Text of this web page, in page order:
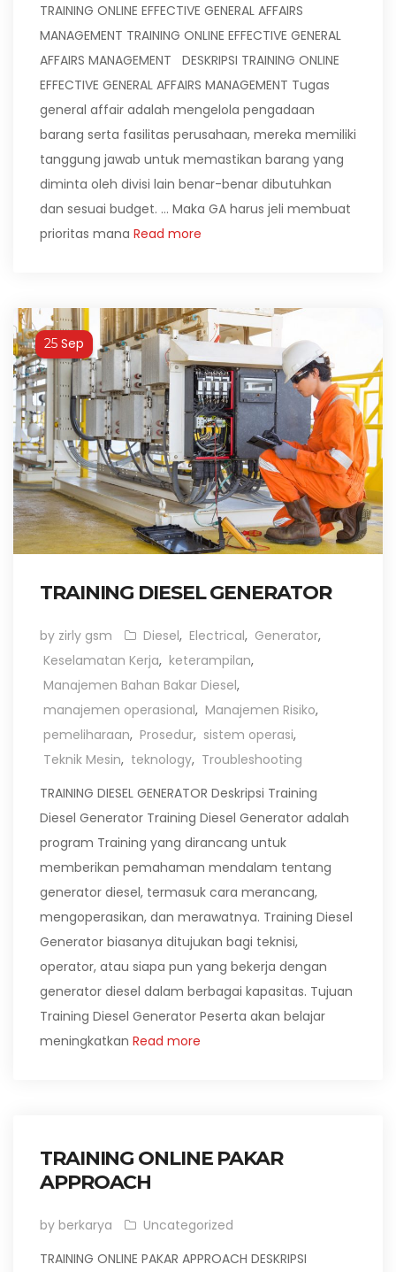
TRAINING ONLINE EFFECTIVE GENERAL AFFAIRS
MANAGEMENT TRAINING ONLINE EFFECTIVE GENERAL
AFFAIRS MANAGEMENT DESKRIPSI TRAINING ONLINE
EFFECTIVE GENERAL AFFAIRS MANAGEMENT Tugas
general affair adalah mengelola pengadaan
barang serta fasilitas perusahaan, mereka memiliki
tanggung jawab untuk memastikan barang yang
diminta oleh divisi lain benar-benar dibutuhkan
dan sesuai budget. … Maka GA harus jeli membuat
prioritas mana Read more
25 Sep
TRAINING DIESEL GENERATOR
by zirly gsm Diesel, Electrical, Generator,
Keselamatan Kerja, keterampilan,
Manajemen Bahan Bakar Diesel,
manajemen operasional, Manajemen Risiko,
pemeliharaan, Prosedur, sistem operasi,
Teknik Mesin, teknology, Troubleshooting
TRAINING DIESEL GENERATOR Deskripsi Training
Diesel Generator Training Diesel Generator adalah
program Training yang dirancang untuk
memberikan pemahaman mendalam tentang
generator diesel, termasuk cara merancang,
mengoperasikan, dan merawatnya. Training Diesel
Generator biasanya ditujukan bagi teknisi,
operator, atau siapa pun yang bekerja dengan
generator diesel dalam berbagai kapasitas. Tujuan
Training Diesel Generator Peserta akan belajar
meningkatkan Read more
TRAINING ONLINE PAKAR
APPROACH
by berkarya
Uncategorized
TRAINING ONLINE PAKAR APPROACH DESKRIPSI